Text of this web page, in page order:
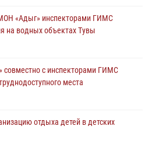
«Адыг» инспекторами ГИМС
на водных объектах Тувы
с инспекторами ГИМС
места
отдыха детей в детских